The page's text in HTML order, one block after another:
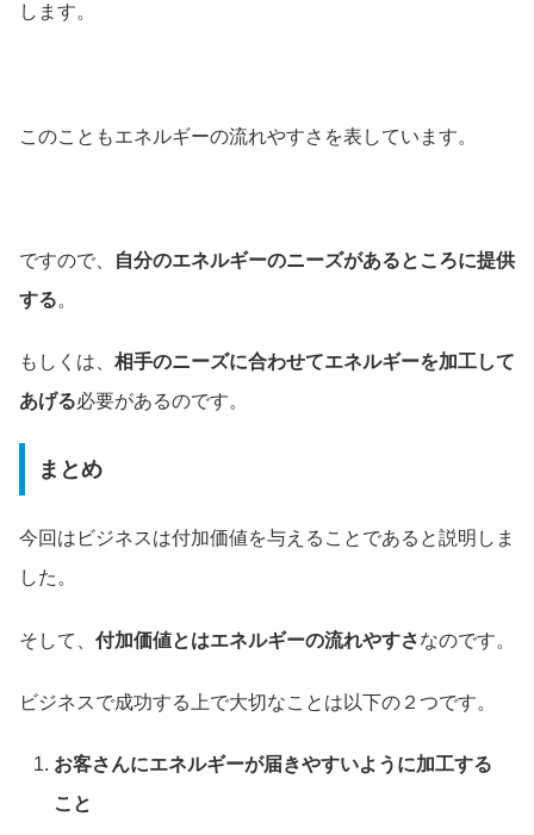
します。
このこともエネルギーの流れやすさを表しています。
ですので、
自分のエネルギーのニーズがあるところに提供
する。
もしくは、 相手のニーズに合わせてエネルギーを加工して
あげる必要があるのです。
まとめ
今回はビジネスは付加価値を与えることであると説明しま
した。
そして、 付加価値とはエネルギーの流れやすさなのです。
ビジネスで成功する上で大切なことは以下の２つです。
お客さんにエネルギーが届きやすいように加工する
こと